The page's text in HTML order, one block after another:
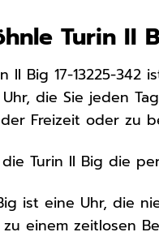
Turin
II Big 17-13225-
die Sie jeden
Freizeit oder zu
Turin II Big die
ist eine Uhr, die
einem zeitlosen